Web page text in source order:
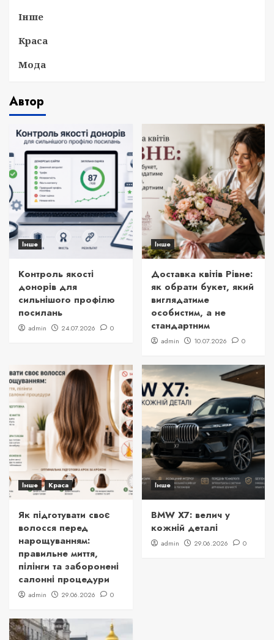
Інше
Краса
Мода
Автор
Інше
Контроль якості
донорів для
сильнішого профілю
посилань
admin 24.07.2026 0
Інше
Доставка квітів Рівне:
як обрати букет, який
виглядатиме
особистим, а не
стандартним
admin 10.07.2026 0
Інше Краса
Як підготувати своє
волосся перед
нарощуванням:
правильне миття,
пілінги та заборонені
салонні процедури
admin 29.06.2026 0
Інше
BMW X7: велич у
кожній деталі
admin 29.06.2026 0